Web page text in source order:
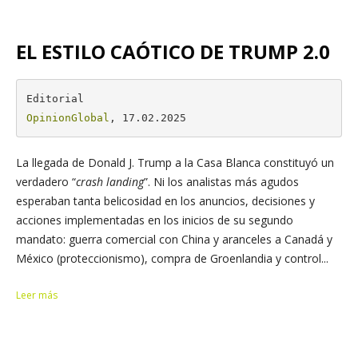
EL ESTILO CAÓTICO DE TRUMP 2.0
OpinionGlobal , 17.02.2025
La llegada de Donald J. Trump a la Casa Blanca constituyó un
verdadero “crash landing”. Ni los analistas más agudos
esperaban tanta belicosidad en los anuncios, decisiones y
acciones implementadas en los inicios de su segundo
mandato: guerra comercial con China y aranceles a Canadá y
México (proteccionismo), compra de Groenlandia y control...
Leer más